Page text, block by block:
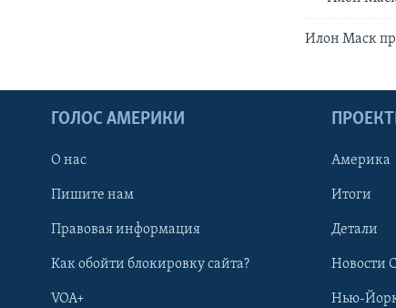
Илон Маск
ГОЛОС АМЕРИКИ
О нас
Пишите нам
Правовая информация
Как обойти блокировку сайта?
VOA+
Америка
Итоги
Детали
Новости
Нью-